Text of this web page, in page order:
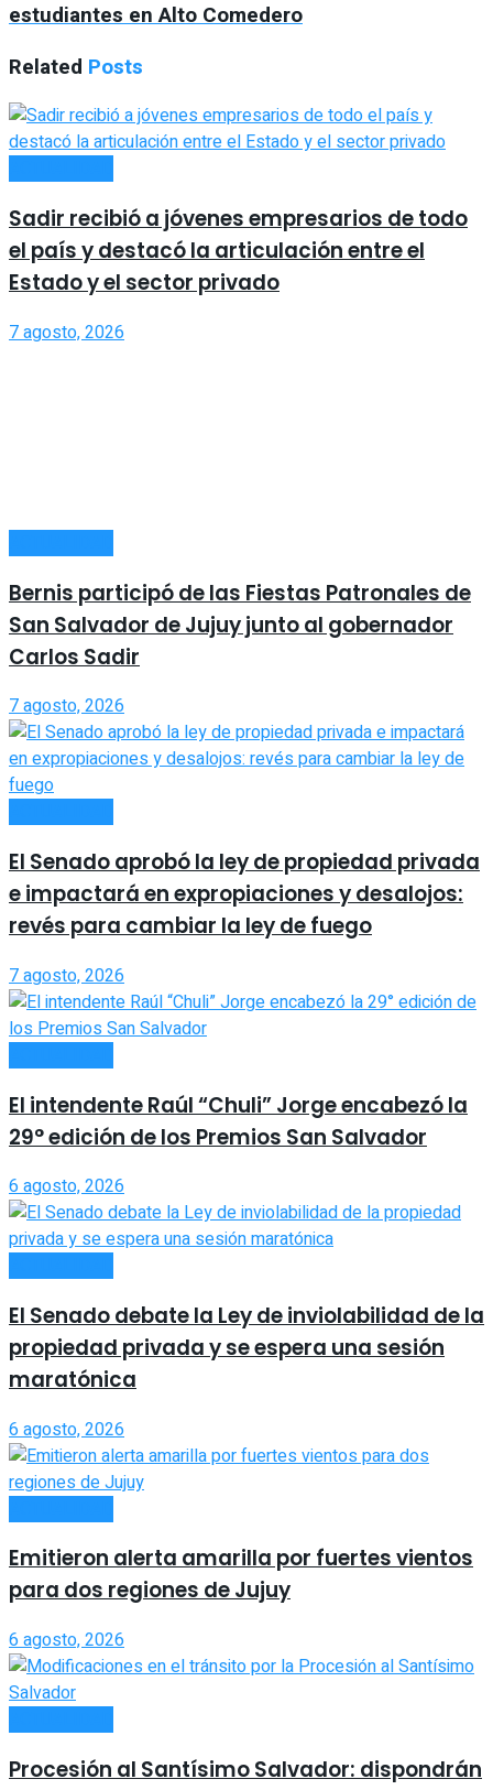
estudiantes en Alto Comedero
Related Posts
Sadir recibió a jóvenes empresarios de todo
el país y destacó la articulación entre el
Estado y el sector privado
7 agosto, 2026
Bernis participó de las Fiestas Patronales de
San Salvador de Jujuy junto al gobernador
Carlos Sadir
7 agosto, 2026
El Senado aprobó la ley de propiedad privada
e impactará en expropiaciones y desalojos:
revés para cambiar la ley de fuego
7 agosto, 2026
El intendente Raúl “Chuli” Jorge encabezó la
29° edición de los Premios San Salvador
6 agosto, 2026
El Senado debate la Ley de inviolabilidad de la
propiedad privada y se espera una sesión
maratónica
6 agosto, 2026
Emitieron alerta amarilla por fuertes vientos
para dos regiones de Jujuy
6 agosto, 2026
Procesión al Santísimo Salvador: dispondrán